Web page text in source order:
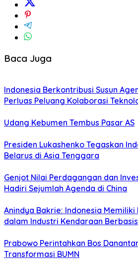
Baca Juga
Indonesia Berkontribusi Susun
Perluas Peluang Kolaborasi
Udang Kebumen Tembus Pasar AS
Presiden Lukashenko Tegaskan
Belarus di Asia Tenggara
Genjot Nilai Perdagangan dan
Hadiri Sejumlah Agenda di China
Anindya Bakrie: Indonesia Memiliki
dalam Industri Kendaraan
Prabowo Perintahkan Bos
Transformasi BUMN